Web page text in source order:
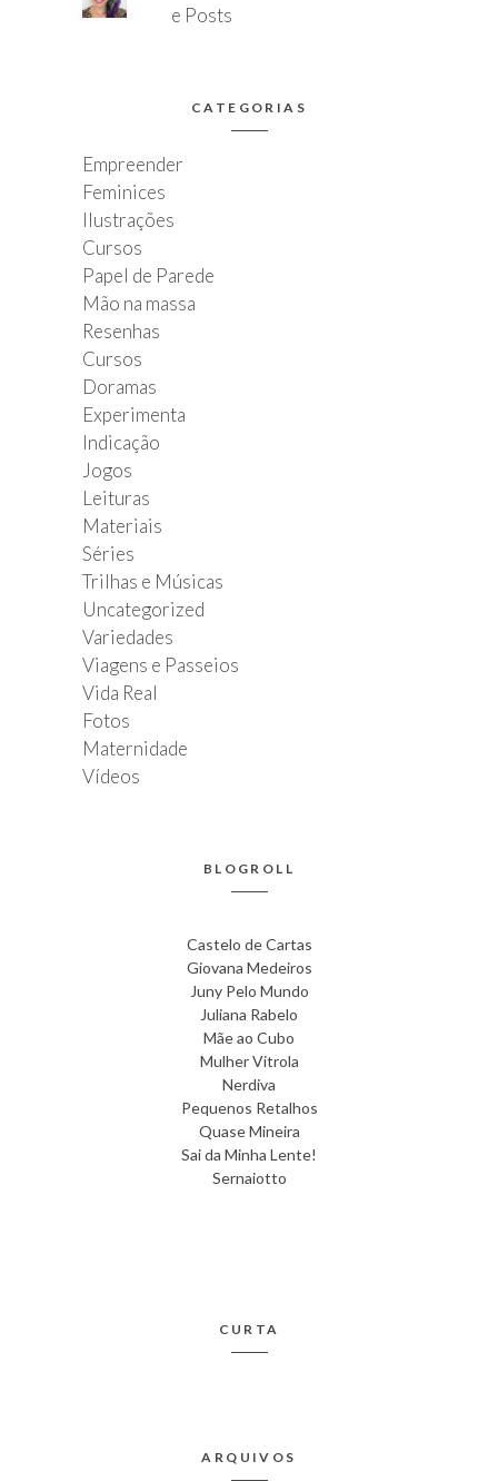
e Posts
CATEGORIAS
Empreender
Feminices
Ilustrações
Cursos
Papel de Parede
Mão na massa
Resenhas
Cursos
Doramas
Experimenta
Indicação
Jogos
Leituras
Materiais
Séries
Trilhas e Músicas
Uncategorized
Variedades
Viagens e Passeios
Vida Real
Fotos
Maternidade
Vídeos
BLOGROLL
Castelo de Cartas
Giovana Medeiros
Juny Pelo Mundo
Juliana Rabelo
Mãe ao Cubo
Mulher Vitrola
Nerdiva
Pequenos Retalhos
Quase Mineira
Sai da Minha Lente!
Sernaiotto
CURTA
ARQUIVOS